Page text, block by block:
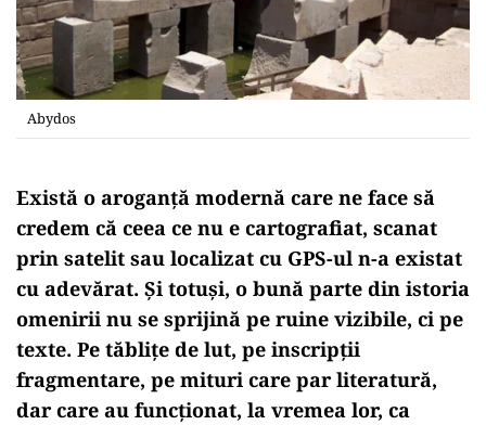
Abydos
Există o aroganță modernă care ne face să
credem că ceea ce nu e cartografiat, scanat
prin satelit sau localizat cu GPS-ul n-a existat
cu adevărat. Și totuși, o bună parte din istoria
omenirii nu se sprijină pe ruine vizibile, ci pe
texte. Pe tăblițe de lut, pe inscripții
fragmentare, pe mituri care par literatură,
dar care au funcționat, la vremea lor, ca